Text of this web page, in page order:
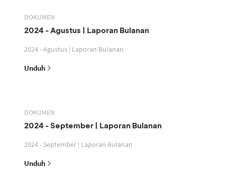
DOKUMEN
2024 - Agustus | Laporan Bulanan
2024 - Agustus | Laporan Bulanan
Unduh
DOKUMEN
2024 - September | Laporan Bulanan
2024 - September | Laporan Bulanan
Unduh